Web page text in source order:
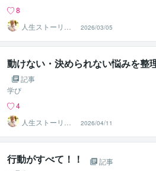
8
人生ストーリー
作家ひろ
2026/03/05
動けない・決められない悩みを整
記事
学び
4
人生ストーリー
作家ひろ
2026/04/11
行動がすべて！！
記事